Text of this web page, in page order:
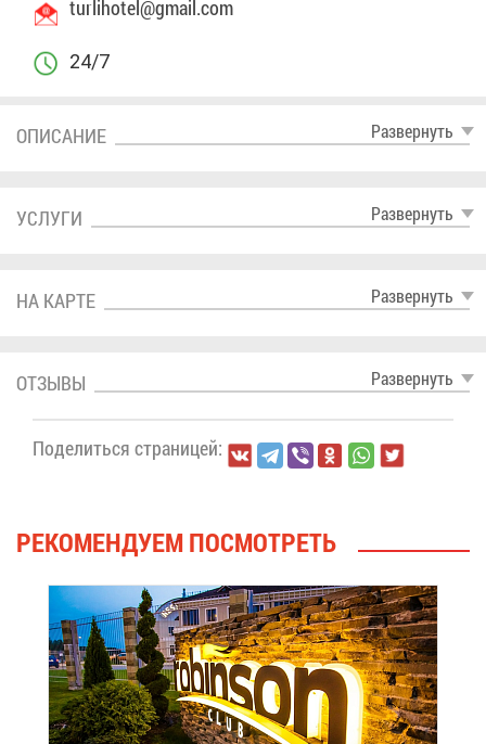
turlihotel@​gmail.​com
24/7
Раз­вер­нуть
ОПИ­СА­НИЕ
Раз­вер­нуть
УСЛУ­ГИ
Раз­вер­нуть
НА КАР­ТЕ
Раз­вер­нуть
ОТ­ЗЫ­ВЫ
По­де­лить­ся стра­ни­цей:
РЕ­КО­МЕН­ДУ­ЕМ ПО­СМОТ­РЕТЬ